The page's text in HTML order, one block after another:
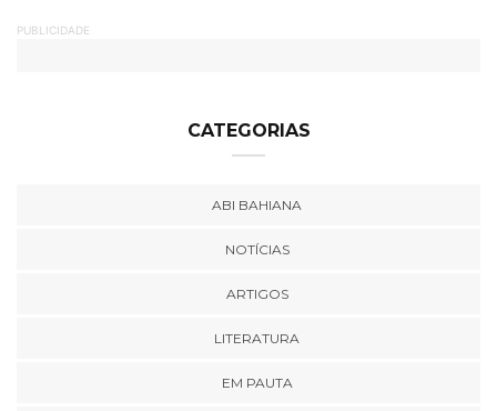
PUBLICIDADE
CATEGORIAS
ABI BAHIANA
NOTÍCIAS
ARTIGOS
LITERATURA
EM PAUTA